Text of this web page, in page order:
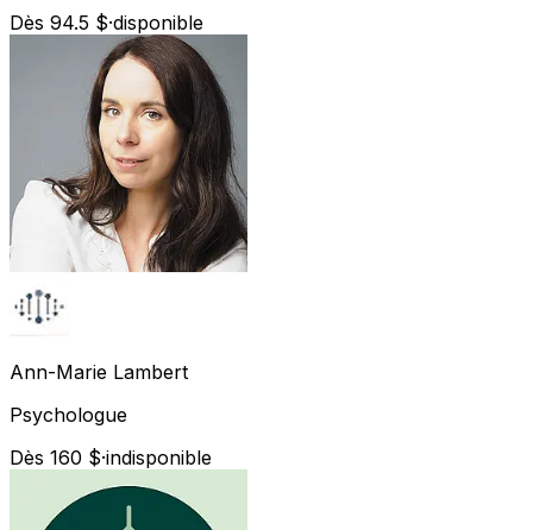
Dès 94.5 $·disponible
Ann-Marie Lambert
Psychologue
Dès 160 $·indisponible